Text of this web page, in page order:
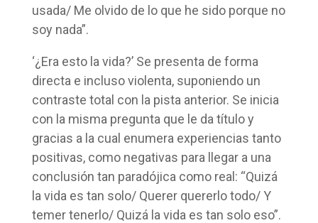
usada/ Me olvido de lo que he sido porque no
soy nada”.
‘¿Era esto la vida?’ Se presenta de forma
directa e incluso violenta, suponiendo un
contraste total con la pista anterior. Se inicia
con la misma pregunta que le da título y
gracias a la cual enumera experiencias tanto
positivas, como negativas para llegar a una
conclusión tan paradójica como real: “Quizá
la vida es tan solo/ Querer quererlo todo/ Y
temer tenerlo/ Quizá la vida es tan solo еso”.